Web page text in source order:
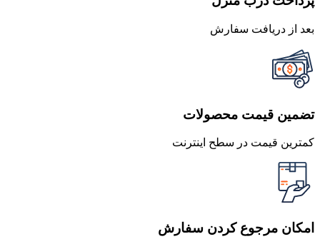
بعد از دریافت سفارش
تضمین قیمت محصولات
کمترین قیمت در سطح اینترنت
امکان مرجوع کردن سفارش